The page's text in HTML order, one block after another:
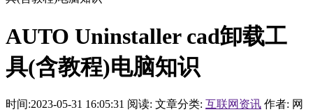
AUTO Uninstaller cad卸载工
具(含教程)电脑知识
时间:2023-05-31 16:05:31 阅读: 文章分类: 互联网资讯 作者: 网